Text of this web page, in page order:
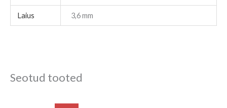
Laius 3,6 mm
Seotud tooted